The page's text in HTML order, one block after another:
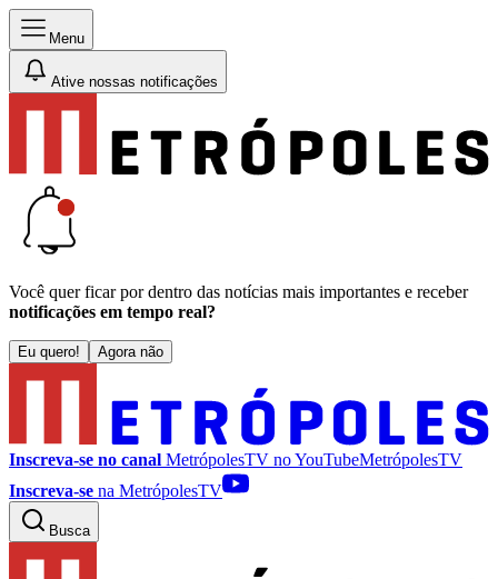
Menu
Ative nossas notificações
Você quer ficar por dentro das notícias mais importantes e receber
notificações em tempo real?
Eu quero! Agora não
Inscreva-se no canal MetrópolesTV noYouTubeMetrópolesTV
Inscreva-se na MetrópolesTV
Busca